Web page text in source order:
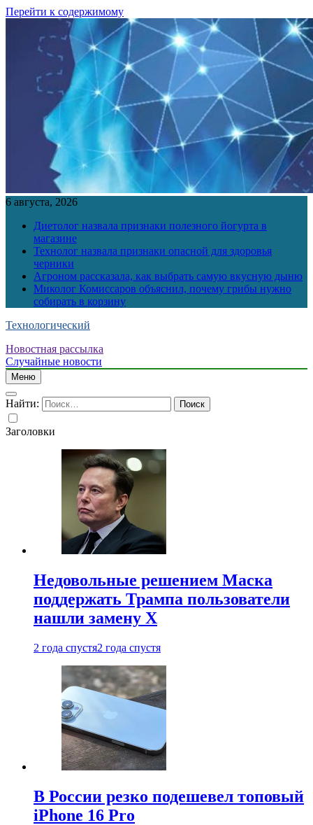
Перейти к содержимому
6 августа, 2026
Диетолог назвала признаки полезного йогурта в
магазине
Технолог назвала признаки опасной для здоровья
черники
Агроном рассказала, как выбрать самую вкусную дыню
Миколог Комиссаров объяснил, почему грибы нужно
собирать в корзину
Технологический
Новостная рассылка
Случайные новости
Меню
Найти:
Заголовки
Недовольные решением Маска
поддержать Трампа пользователи
нашли замену X
2 года спустя2 года спустя
В России резко подешевел топовый
iPhone 16 Pro